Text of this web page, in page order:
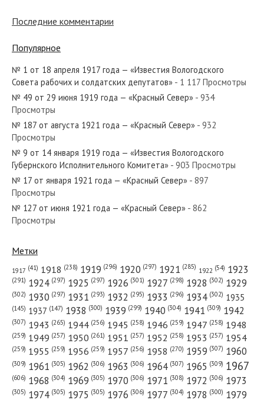
№ 286 от декабря 1987 года — «Красный Север»
№ 13 от января 1967 года — «Красный Север»
№ 126 от июня 1956 года — «Красный Север»
№ 6 от января 1930 года — «Красный Север»
№ 276 от ноября 1928 года — «Красный Север»
Последние комментарии
Популярное
№ 1 от 18 апреля 1917 года — «Известия Вологодского
Совета рабочих и солдатских депутатов» - 1 117 Просмотры
№ 49 от 29 июня 1919 года — «Красный Север» - 934
Просмотры
№ 187 от августа 1921 года — «Красный Север» - 932
Просмотры
№ 9 от 14 января 1919 года — «Известия Вологодского
Губернского Исполнительного Комитета» - 903 Просмотры
№ 17 от января 1921 года — «Красный Север» - 897
Просмотры
№ 127 от июня 1921 года — «Красный Север» - 862
Просмотры
Метки
1917 (41) 1918 (238) 1919 (296) 1920 (297) 1921 (285) 1922 (54) 1923
(291) 1924 (297) 1925 (297) 1926 (301) 1927 (298) 1928 (302) 1929
(302) 1930 (297) 1931 (293) 1932 (295) 1933 (296) 1934 (302) 1935
(145) 1937 (147) 1938 (300) 1939 (299) 1940 (304) 1941 (309) 1942
(307) 1943 (265) 1944 (256) 1945 (258) 1946 (259) 1947 (258) 1948
(259) 1949 (257) 1950 (261) 1951 (257) 1952 (258) 1953 (257) 1954
(259) 1955 (259) 1956 (259) 1957 (256) 1958 (270) 1959 (307) 1960
(309) 1961 (305) 1962 (306) 1963 (306) 1964 (307) 1965 (309) 1967
(606) 1968 (304) 1969 (305) 1970 (306) 1971 (308) 1972 (306) 1973
(305) 1974 (305) 1975 (305) 1976 (306) 1977 (304) 1978 (300) 1979